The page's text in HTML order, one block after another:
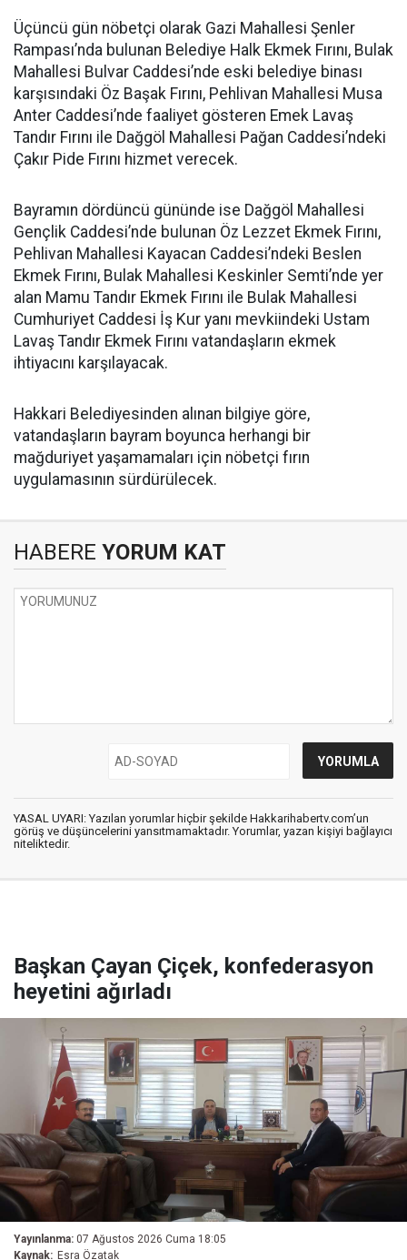
Üçüncü gün nöbetçi olarak Gazi Mahallesi Şenler
Rampası’nda bulunan Belediye Halk Ekmek Fırını, Bulak
Mahallesi Bulvar Caddesi’nde eski belediye binası
karşısındaki Öz Başak Fırını, Pehlivan Mahallesi Musa
Anter Caddesi’nde faaliyet gösteren Emek Lavaş
Tandır Fırını ile Dağgöl Mahallesi Pağan Caddesi’ndeki
Çakır Pide Fırını hizmet verecek.
Bayramın dördüncü gününde ise Dağgöl Mahallesi
Gençlik Caddesi’nde bulunan Öz Lezzet Ekmek Fırını,
Pehlivan Mahallesi Kayacan Caddesi’ndeki Beslen
Ekmek Fırını, Bulak Mahallesi Keskinler Semti’nde yer
alan Mamu Tandır Ekmek Fırını ile Bulak Mahallesi
Cumhuriyet Caddesi İş Kur yanı mevkiindeki Ustam
Lavaş Tandır Ekmek Fırını vatandaşların ekmek
ihtiyacını karşılayacak.
Hakkari Belediyesinden alınan bilgiye göre,
vatandaşların bayram boyunca herhangi bir
mağduriyet yaşamamaları için nöbetçi fırın
uygulamasının sürdürülecek.
HABERE YORUM KAT
YASAL UYARI: Yazılan yorumlar hiçbir şekilde Hakkarihabertv.com’un
görüş ve düşüncelerini yansıtmamaktadır. Yorumlar, yazan kişiyi bağlayıcı
niteliktedir.
Başkan Çayan Çiçek, konfederasyon
heyetini ağırladı
Yayınlanma: 07 Ağustos 2026 Cuma 18:05
Kaynak: Esra Özatak